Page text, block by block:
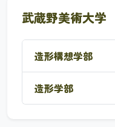
武蔵野美術大学
造形構想学部
造形学部